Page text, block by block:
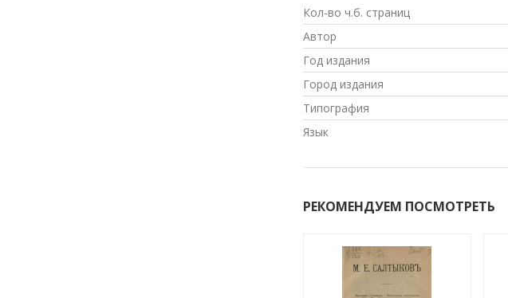
Кол-во ч.б. страниц
Автор
Год издания
Город издания
Типография
Язык
РЕКОМЕНДУЕМ ПОСМОТРЕТЬ